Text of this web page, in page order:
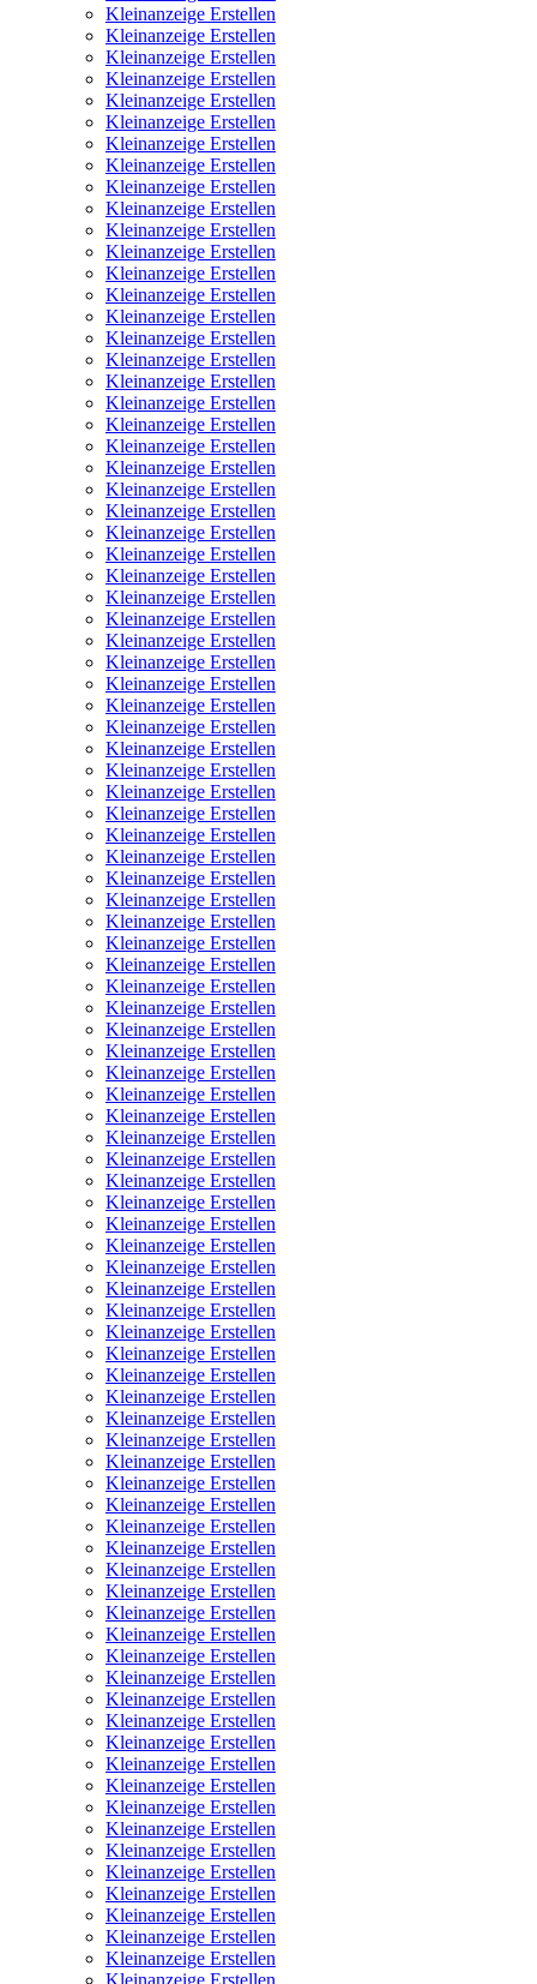
Kleinanzeige Erstellen
Kleinanzeige Erstellen
Kleinanzeige Erstellen
Kleinanzeige Erstellen
Kleinanzeige Erstellen
Kleinanzeige Erstellen
Kleinanzeige Erstellen
Kleinanzeige Erstellen
Kleinanzeige Erstellen
Kleinanzeige Erstellen
Kleinanzeige Erstellen
Kleinanzeige Erstellen
Kleinanzeige Erstellen
Kleinanzeige Erstellen
Kleinanzeige Erstellen
Kleinanzeige Erstellen
Kleinanzeige Erstellen
Kleinanzeige Erstellen
Kleinanzeige Erstellen
Kleinanzeige Erstellen
Kleinanzeige Erstellen
Kleinanzeige Erstellen
Kleinanzeige Erstellen
Kleinanzeige Erstellen
Kleinanzeige Erstellen
Kleinanzeige Erstellen
Kleinanzeige Erstellen
Kleinanzeige Erstellen
Kleinanzeige Erstellen
Kleinanzeige Erstellen
Kleinanzeige Erstellen
Kleinanzeige Erstellen
Kleinanzeige Erstellen
Kleinanzeige Erstellen
Kleinanzeige Erstellen
Kleinanzeige Erstellen
Kleinanzeige Erstellen
Kleinanzeige Erstellen
Kleinanzeige Erstellen
Kleinanzeige Erstellen
Kleinanzeige Erstellen
Kleinanzeige Erstellen
Kleinanzeige Erstellen
Kleinanzeige Erstellen
Kleinanzeige Erstellen
Kleinanzeige Erstellen
Kleinanzeige Erstellen
Kleinanzeige Erstellen
Kleinanzeige Erstellen
Kleinanzeige Erstellen
Kleinanzeige Erstellen
Kleinanzeige Erstellen
Kleinanzeige Erstellen
Kleinanzeige Erstellen
Kleinanzeige Erstellen
Kleinanzeige Erstellen
Kleinanzeige Erstellen
Kleinanzeige Erstellen
Kleinanzeige Erstellen
Kleinanzeige Erstellen
Kleinanzeige Erstellen
Kleinanzeige Erstellen
Kleinanzeige Erstellen
Kleinanzeige Erstellen
Kleinanzeige Erstellen
Kleinanzeige Erstellen
Kleinanzeige Erstellen
Kleinanzeige Erstellen
Kleinanzeige Erstellen
Kleinanzeige Erstellen
Kleinanzeige Erstellen
Kleinanzeige Erstellen
Kleinanzeige Erstellen
Kleinanzeige Erstellen
Kleinanzeige Erstellen
Kleinanzeige Erstellen
Kleinanzeige Erstellen
Kleinanzeige Erstellen
Kleinanzeige Erstellen
Kleinanzeige Erstellen
Kleinanzeige Erstellen
Kleinanzeige Erstellen
Kleinanzeige Erstellen
Kleinanzeige Erstellen
Kleinanzeige Erstellen
Kleinanzeige Erstellen
Kleinanzeige Erstellen
Kleinanzeige Erstellen
Kleinanzeige Erstellen
Kleinanzeige Erstellen
Kleinanzeige Erstellen
Kleinanzeige Erstellen